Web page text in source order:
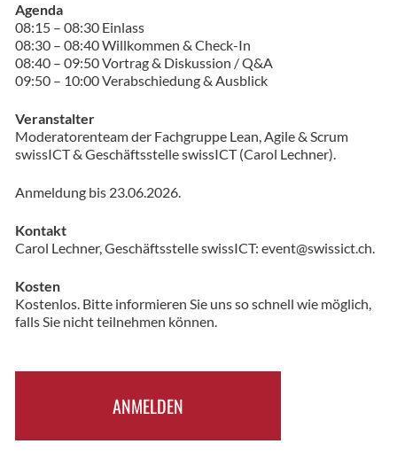
Agenda
08:15 – 08:30 Einlass
08:30 – 08:40 Willkommen & Check-In
08:40 – 09:50 Vortrag & Diskussion / Q&A
09:50 – 10:00 Verabschiedung & Ausblick
Veranstalter
Moderatorenteam der Fachgruppe Lean, Agile & Scrum
swissICT & Geschäftsstelle swissICT (Carol Lechner).
Anmeldung bis 23.06.2026.
Kontakt
Carol Lechner, Geschäftsstelle swissICT: event@swissict.ch.
Kosten
Kostenlos. Bitte informieren Sie uns so schnell wie möglich,
falls Sie nicht teilnehmen können.
ANMELDEN